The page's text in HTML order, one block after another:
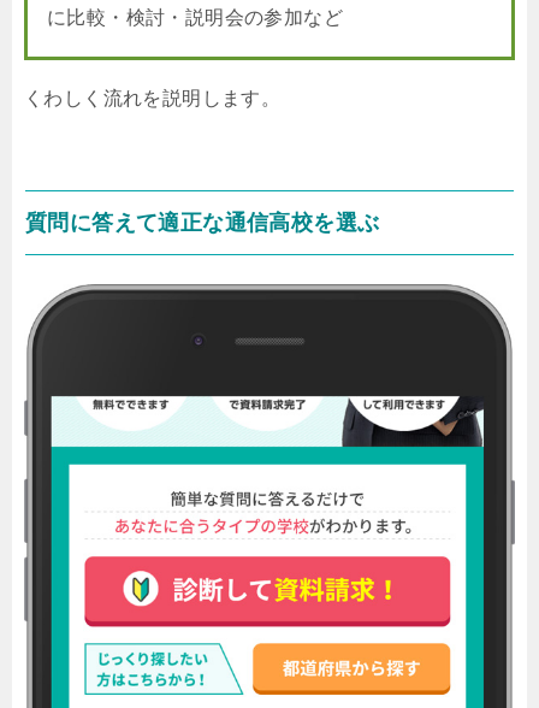
に比較・検討・説明会の参加など
くわしく流れを説明します。
質問に答えて適正な通信高校を選ぶ